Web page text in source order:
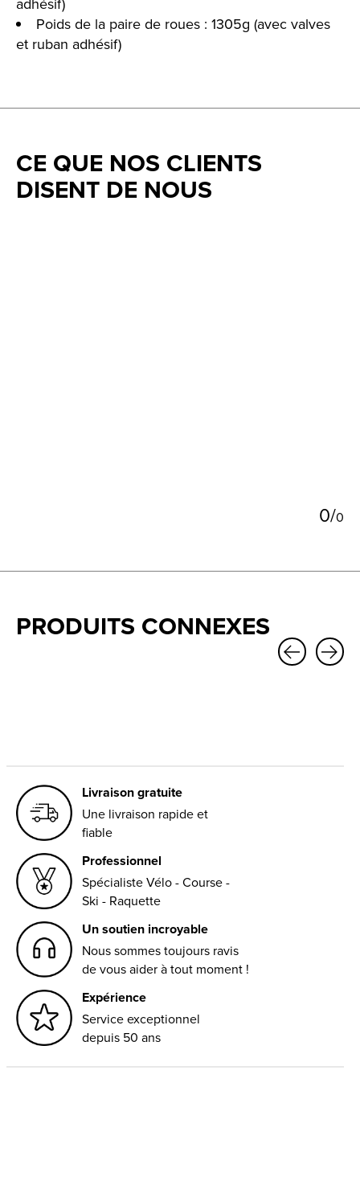
Poids de la paire de roues : 1305g (avec valves
et ruban adhésif)
CE QUE NOS CLIENTS
DISENT DE NOUS
0/0
PRODUITS CONNEXES
Livraison gratuite
Une livraison rapide et
fiable
Professionnel
Spécialiste Vélo - Course -
Ski - Raquette
Un soutien incroyable
Nous sommes toujours ravis
de vous aider à tout moment !
Expérience
Service exceptionnel
depuis 50 ans